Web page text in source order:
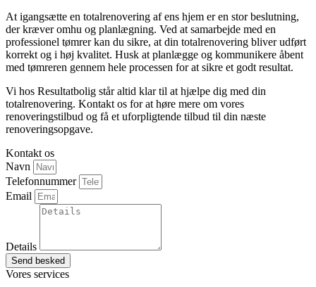
At igangsætte en totalrenovering af ens hjem er en stor beslutning,
der kræver omhu og planlægning. Ved at samarbejde med en
professionel tømrer kan du sikre, at din totalrenovering bliver udført
korrekt og i høj kvalitet. Husk at planlægge og kommunikere åbent
med tømreren gennem hele processen for at sikre et godt resultat.
Vi hos Resultatbolig står altid klar til at hjælpe dig med din
totalrenovering. Kontakt os for at høre mere om vores
renoveringstilbud og få et uforpligtende tilbud til din næste
renoveringsopgave.
Kontakt os
Navn
Telefonnummer
Email
Details
Send besked
Vores services